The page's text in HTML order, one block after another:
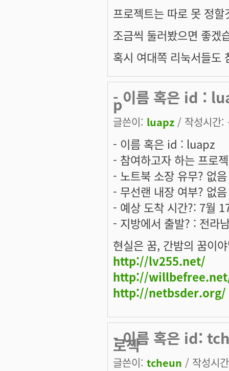
프로젝트는 따로 못 정
조금씩 둘러봤으면 좋겠
혹시 여대쪽 리눅서들도
- 이름 혹은 id :
p
글쓴이: luapz / 작성시간
- 이름 혹은 id : luapz
- 참여하고자 하는 프
- 노트북 소장 유무? 없음
- 무선랜 내장 여부? 없음
- 예상 도착 시간?: 7월
- 지방에서 출발? : 전라
현실은 꿈, 간밤의 꿈이
http://lv255.net/
http://
http://netbsder.org/
- 이름 혹은 id:
로젝
글쓴이: tcheun / 작성시